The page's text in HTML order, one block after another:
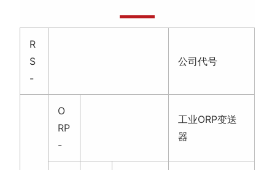
R
S
-
公司代号
O
RP
-
工业ORP变送
器